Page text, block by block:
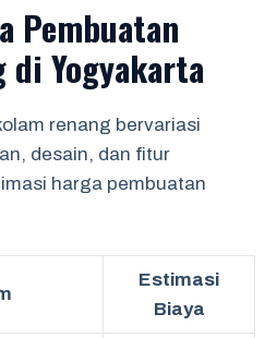
Pembuatan
di Yogyakarta
renang bervariasi
desain, dan fitur
harga pembuatan
Estimasi
Biaya